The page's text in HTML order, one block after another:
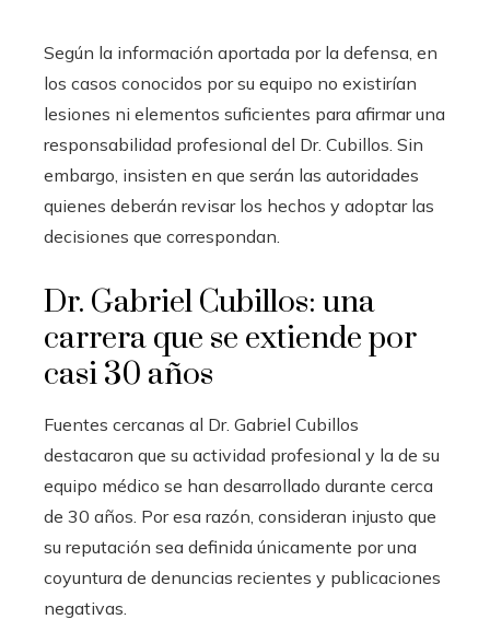
Según la información aportada por la defensa, en
los casos conocidos por su equipo no existirían
lesiones ni elementos suficientes para afirmar una
responsabilidad profesional del Dr. Cubillos. Sin
embargo, insisten en que serán las autoridades
quienes deberán revisar los hechos y adoptar las
decisiones que correspondan.
Dr. Gabriel Cubillos: una
carrera que se extiende por
casi 30 años
Fuentes cercanas al Dr. Gabriel Cubillos
destacaron que su actividad profesional y la de su
equipo médico se han desarrollado durante cerca
de 30 años. Por esa razón, consideran injusto que
su reputación sea definida únicamente por una
coyuntura de denuncias recientes y publicaciones
negativas.